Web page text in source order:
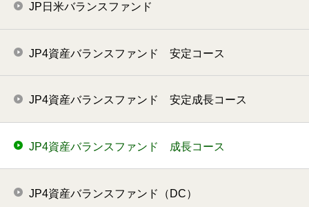
JP日米バランスファンド
JP4資産バランスファンド 安定コース
JP4資産バランスファンド 安定成長コース
JP4資産バランスファンド 成長コース
JP4資産バランスファンド（DC）